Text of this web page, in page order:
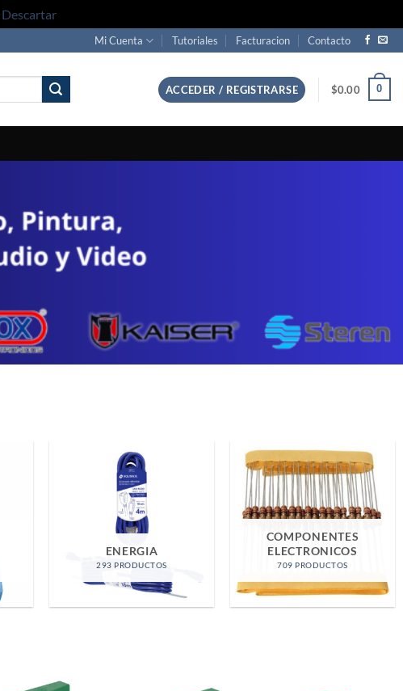
Descartar
Mi Cuenta Tutoriales Facturacion Contacto
ACCEDER / REGISTRARSE $0.00 0
FERRETERIA GENERAL
1523 PRODUCTOS
HERRAMIENTAS
507 PRODUCTOS